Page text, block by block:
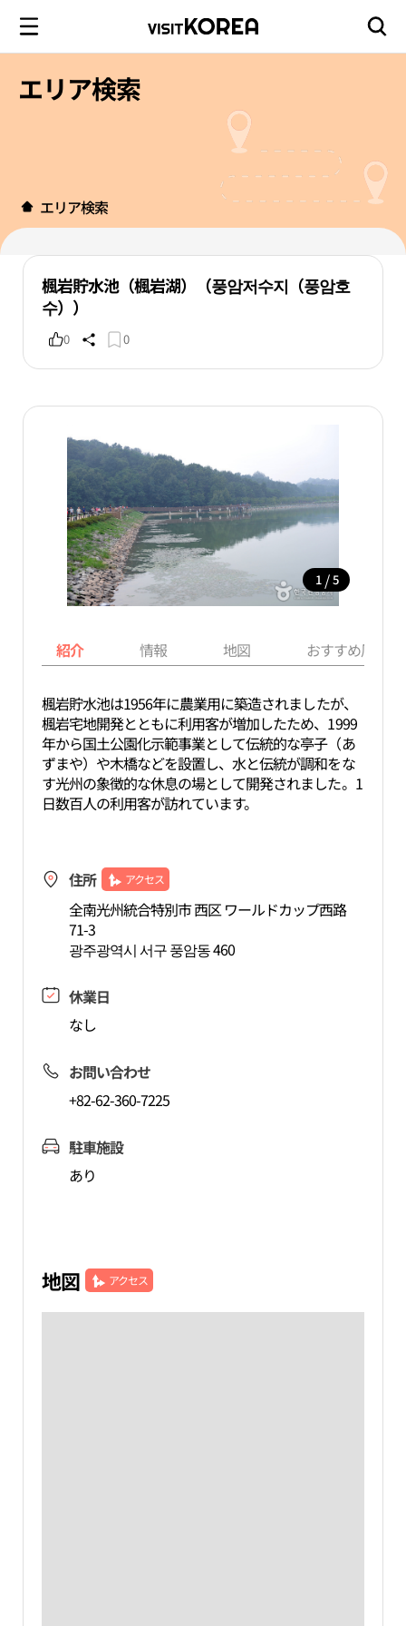
エリア検索
エリア検索
楓岩貯水池（楓岩湖）（풍암저수지（풍암호
수））
0 0
1 / 5
紹介 情報 地図 おすすめ周辺
楓岩貯水池は1956年に農業用に築造されましたが、
楓岩宅地開発とともに利用客が増加したため、1999
年から国土公園化示範事業として伝統的な亭子（あ
ずまや）や木橋などを設置し、水と伝統が調和をな
す光州の象徴的な休息の場として開発されました。1
日数百人の利用客が訪れています。
住所 アクセス
全南光州統合特別市 西区 ワールドカップ西路
71-3
광주광역시 서구 풍암동 460
休業日
なし
お問い合わせ
+82-62-360-7225
駐車施設
あり
地図 アクセス